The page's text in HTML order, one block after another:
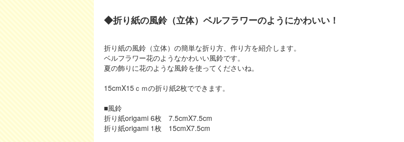
◆折り紙の風鈴（立体）ベルフラワーのようにかわいい！
折り紙の風鈴（立体）の簡単な折り方、作り方を紹介します。
ベルフラワー花のようなかわいい風鈴です。
夏の飾りに花のような風鈴を使ってくださいね。
15cmX15ｃｍの折り紙2枚でできます。
■風鈴
折り紙origami 6枚 7.5cmX7.5cm
折り紙origami 1枚 15cmX7.5cm